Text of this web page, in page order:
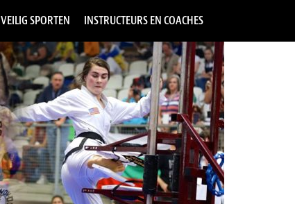
VEILIG SPORTEN INSTRUCTEURS EN COACHES